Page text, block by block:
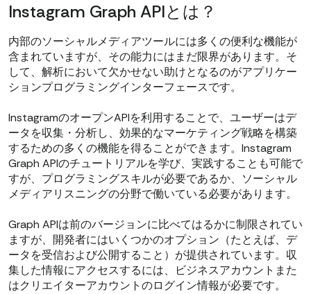
Instagram Graph APIとは？
内部のソーシャルメディアツールには多くの便利な機能が
含まれていますが、その能力にはまだ限界があります。そ
して、解析において欠かせない助けとなるのがアプリケー
ションプログラミングインターフェースです。
InstagramのオープンAPIを利用することで、ユーザーはデ
ータを収集・分析し、効果的なマーケティング戦略を構築
するための多くの機能を得ることができます。Instagram
Graph APIのチュートリアルを学び、実践することも可能で
すが、プログラミングスキルが必要であるか、ソーシャル
メディアリスニングの分野で働いている必要があります。
Graph APIは前のバージョンに比べてはるかに制限されてい
ますが、開発者にはいくつかのオプション（たとえば、デ
ータを受信および公開すること）が提供されています。収
集した情報にアクセスするには、ビジネスアカウントまた
はクリエイターアカウントのログイン情報が必要です。